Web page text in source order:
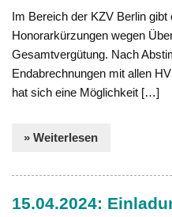
Im Bereich der KZV Berlin
Honorarkürzungen wegen
Gesamtvergütung. Nach
Endabrechnungen mit allen
hat sich eine Möglichkeit […]
» Weiterlesen
15.04.2024: